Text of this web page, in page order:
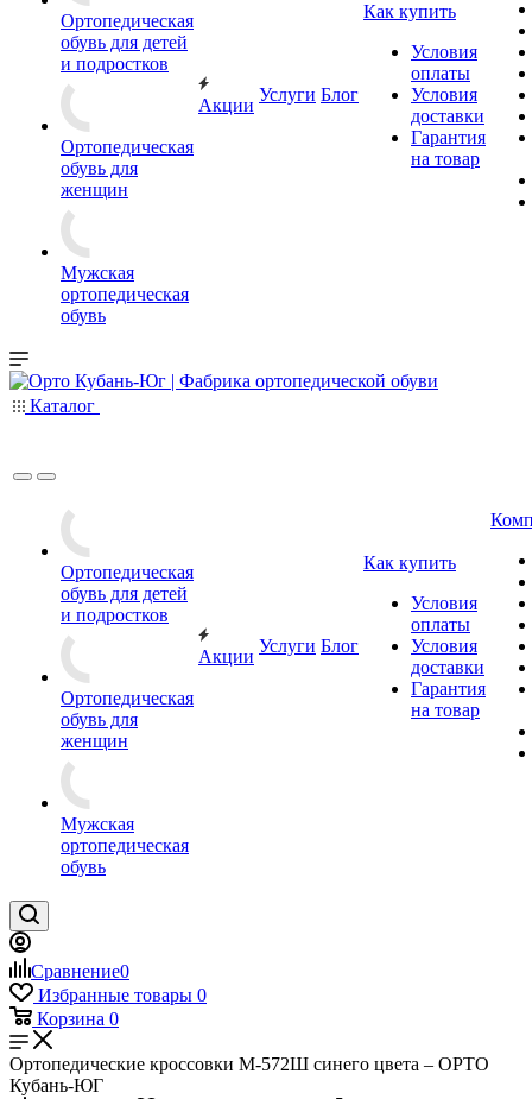
Ортопедическая
обувь для детей
и подростков
Ортопедическая
обувь для
женщин
Мужская
ортопедическая
обувь
Акции
Услуги Блог
Как купить
Условия
оплаты
Условия
доставки
Гарантия
на товар
Каталог
Ортопедическая
обувь для детей
и подростков
Ортопедическая
обувь для
женщин
Мужская
ортопедическая
обувь
Акции
Услуги Блог
Как купить
Условия
оплаты
Условия
доставки
Гарантия
на товар
Сравнение0
Избранные товары 0
Корзина 0
Ортопедические кроссовки М-572Ш синего цвета – ОРТО
Кубань-ЮГ